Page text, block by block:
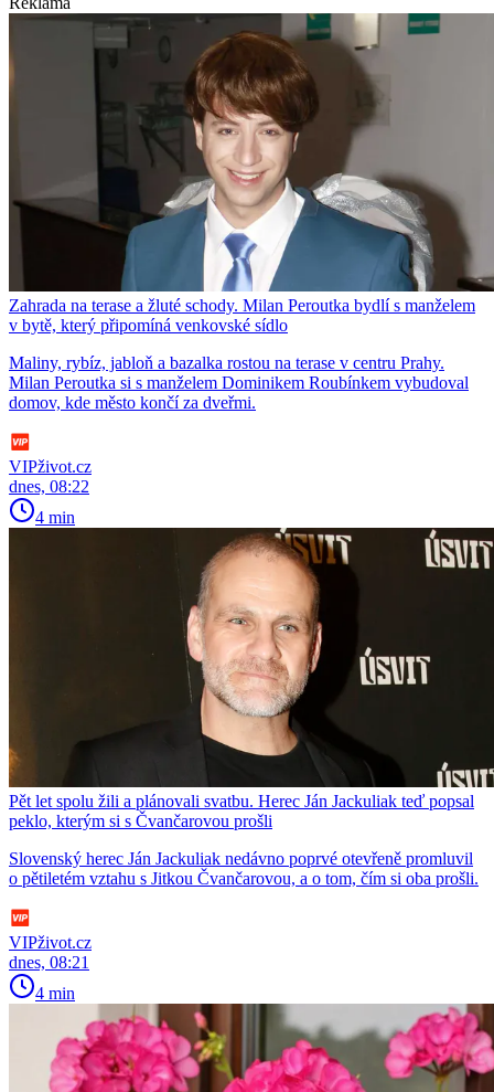
Zahrada na terase a žluté schody. Milan Peroutka bydlí s manželem
v bytě, který připomíná venkovské sídlo
Maliny, rybíz, jabloň a bazalka rostou na terase v centru Prahy.
Milan Peroutka si s manželem Dominikem Roubínkem vybudoval
domov, kde město končí za dveřmi.
VIPživot.cz
dnes, 08:22
4 min
Pět let spolu žili a plánovali svatbu. Herec Ján Jackuliak teď popsal
peklo, kterým si s Čvančarovou prošli
Slovenský herec Ján Jackuliak nedávno poprvé otevřeně promluvil
o pětiletém vztahu s Jitkou Čvančarovou, a o tom, čím si oba prošli.
VIPživot.cz
dnes, 08:21
4 min